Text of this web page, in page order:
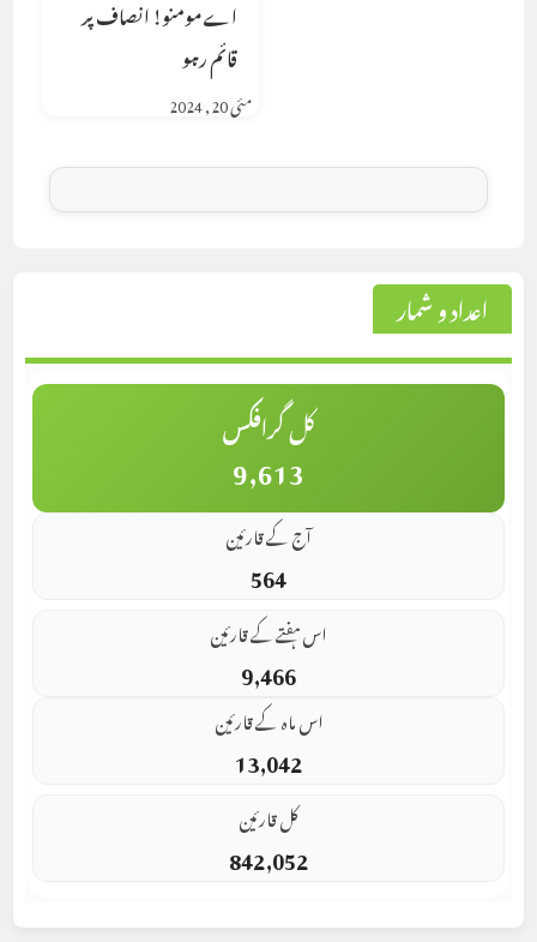
اے مومنو! انصاف پر
قائم رہو
مئی 20, 2024
اعداد و شمار
کل گرافکس
9,613
آج کے قارئین
564
اس ہفتے کے قارئین
9,466
اس ماہ کے قارئین
13,042
کل قارئین
842,052